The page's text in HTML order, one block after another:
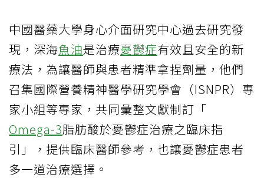
中國醫藥大學身心介面研究中心過去研究發
現，深海魚油是治療憂鬱症有效且安全的新
療法，為讓醫師與患者精準拿捏劑量，他們
召集國際營養精神醫學研究學會（ISNPR）專
家小組等專家，共同彙整文獻制訂「
Omega-3脂肪酸於憂鬱症治療之臨床指
引」，提供臨床醫師參考，也讓憂鬱症患者
多一道治療選擇。